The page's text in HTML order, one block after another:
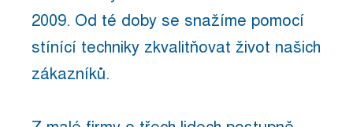
2009. Od té doby se snažíme pomocí
stínící techniky zkvalitňovat život našich
zákazníků.